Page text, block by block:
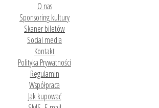
O nas
Sponsoring kultury
Skaner biletów
Social media
Kontakt
Polityka Prywatności
Regulamin
Współpraca
Jak kupować